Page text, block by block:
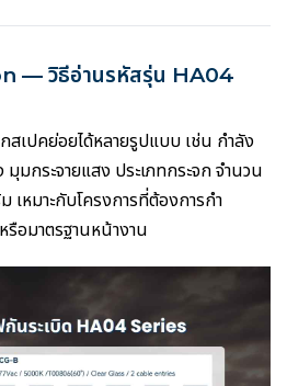
— วิธีอ่านรหัสรุ่น HA04
สเปคย่อยได้หลายรูปแบบ เช่น กำลัง
มกระจายแสง ประเภทกระจก จำนวน
เหมาะกับโครงการที่ต้องการกำ
รือมาตรฐานหน้างาน